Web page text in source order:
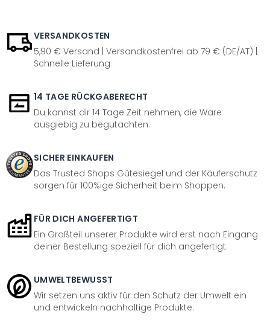
VERSANDKOSTEN
5,90 € Versand | Versandkostenfrei ab 79 € (DE/AT) |
Schnelle Lieferung
14 TAGE RÜCKGABERECHT
Du kannst dir 14 Tage Zeit nehmen, die Ware
ausgiebig zu begutachten.
SICHER EINKAUFEN
Das Trusted Shops Gütesiegel und der Käuferschutz
sorgen für 100%ige Sicherheit beim Shoppen.
FÜR DICH ANGEFERTIGT
Ein Großteil unserer Produkte wird erst nach Eingang
deiner Bestellung speziell für dich angefertigt.
UMWELTBEWUSST
Wir setzen uns aktiv für den Schutz der Umwelt ein
und entwickeln nachhaltige Produkte.